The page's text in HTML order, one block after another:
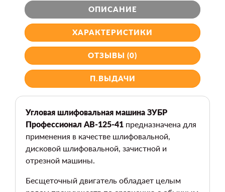
ОПИСАНИЕ
ХАРАКТЕРИСТИКИ
ОТЗЫВЫ (0)
П.ВЫДАЧИ
Угловая шлифовальная машина ЗУБР
Профессионал AB-125-41 предназначена для
применения в качестве шлифовальной,
дисковой шлифовальной, зачистной и
отрезной машины.
Бесщеточный двигатель обладает целым